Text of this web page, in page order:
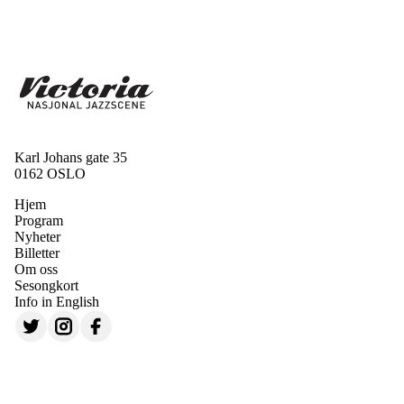
Karl Johans gate 35
0162 OSLO
Hjem
Program
Nyheter
Billetter
Om oss
Sesongkort
Info in English